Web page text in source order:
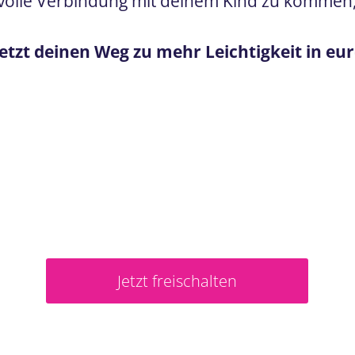
deinen Weg zu mehr Leichtigkeit in
Jetzt freischalten